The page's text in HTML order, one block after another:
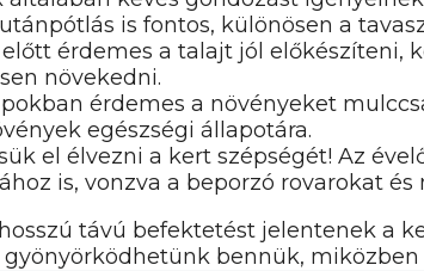
is fontos, különösen a
érdemes a talajt jól előkészíteni,
növekedni.
érdemes a növényeket
egészségi állapotára.
el élvezni a kert szépségét! Az
is, vonzva a beporzó rovarokat és
távú befektetést jelentenek a
bennük,